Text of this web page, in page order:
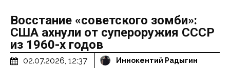
Восстание «советского зомби»:
США ахнули от супероружия СССР
из 1960-х годов
02.07.2026, 12:37 Иннокентий Радыгин